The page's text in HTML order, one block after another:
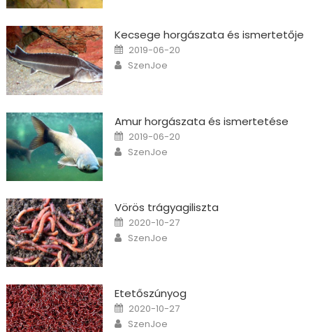
Kecsege horgászata és ismertetője
Posted on
2019-06-20
Author
SzenJoe
Amur horgászata és ismertetése
Posted on
2019-06-20
Author
SzenJoe
Vörös trágyagiliszta
Posted on
2020-10-27
Author
SzenJoe
Etetőszúnyog
Posted on
2020-10-27
Author
SzenJoe